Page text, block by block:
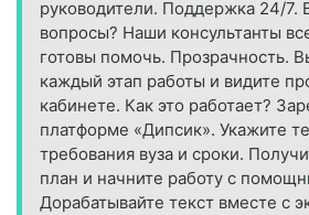
руководители. Поддержка 24/7.
вопросы? Наши консультанты
готовы помочь. Прозрачность.
каждый этап работы и видите
кабинете. Как это работает?
платформе «Дипсик». Укажите
требования вуза и сроки.
план и начните работу с
Дорабатывайте текст вместе с